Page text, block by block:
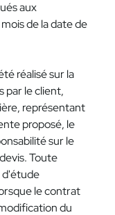
aux
de la date de
réalisé sur la
par le client,
représentant
proposé, le
sur le
Toute
d'étude
le contrat
du